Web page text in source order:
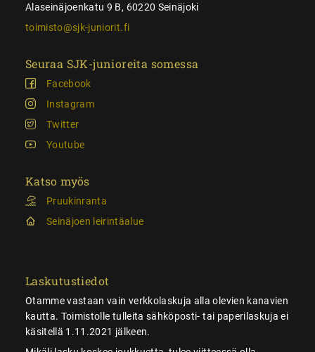
Alaseinäjoenkatu 9 B, 60220 Seinäjoki
toimisto@sjk-juniorit.fi
Seuraa SJK-junioreita somessa
Facebook
Instagram
Twitter
Youtube
Katso myös
Pruukinranta
Seinäjoen leirintäalue
Laskutustiedot
Otamme vastaan vain verkkolaskuja alla olevien kanavien
kautta. Toimistolle tulleita sähköposti- tai paperilaskuja ei
käsitellä 1.11.2021 jälkeen.